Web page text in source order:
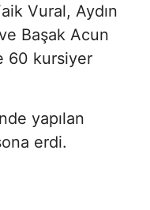
Vural, Aydın
Başak Acun
60 kursiyer
yapılan
erdi.